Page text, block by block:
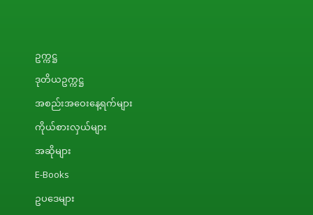
ဥက္ကဋ္ဌ
ဒုတိယဥက္ကဋ္ဌ
အစည်းအဝေးနေ့ရက်များ
ကိုယ်စားလှယ်များ
အဆိုများ
E-Books
ဥပဒေများ